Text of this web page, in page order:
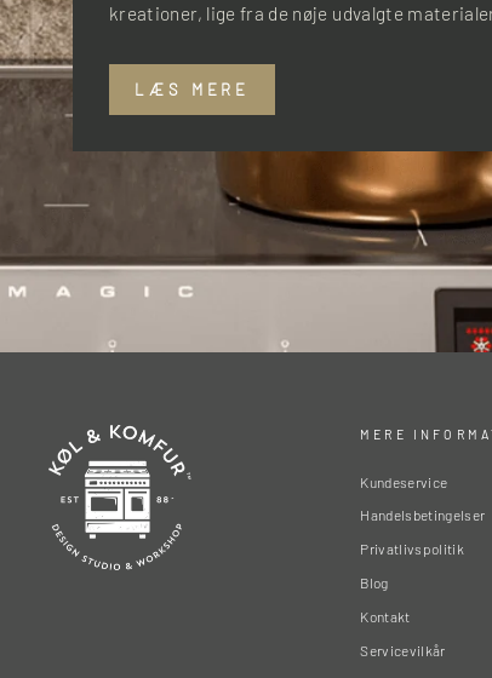
kreationer, lige fra de nøje udvalgte
LÆS MERE
MERE
Kundeservice
Handelsbetingelser
Privatlivspolitik
Blog
Kontakt
Servicevilkår